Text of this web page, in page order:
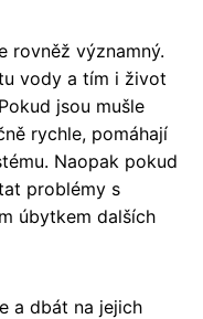
rovněž významný.
vody a tím i život
jsou mušle
rychle, pomáhají
Naopak pokud
problémy s
úbytkem dalších
a dbát na jejich